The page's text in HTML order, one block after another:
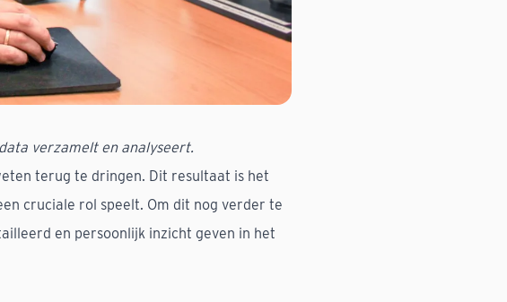
verzamelt en analyseert.
terug te dringen. Dit resultaat is het
cruciale rol speelt. Om dit nog verder te
en persoonlijk inzicht geven in het